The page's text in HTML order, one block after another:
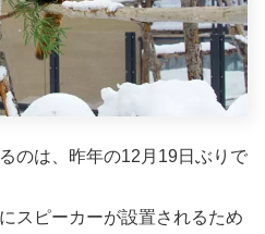
のは、昨年の12月19日ぶりで
スピーカーが設置されるため